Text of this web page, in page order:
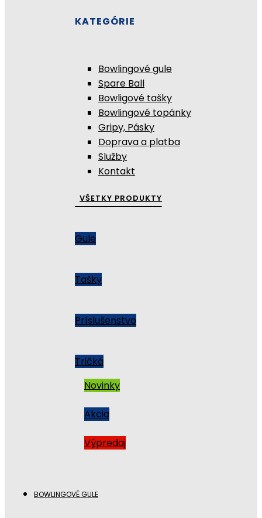
KATEGÓRIE
Bowlingové gule
Spare Ball
Bowligové tašky
Bowlingové topánky
Gripy, Pásky
Doprava a platba
Služby
Kontakt
VŠETKY PRODUKTY
Gule
Tašky
Príslušenstvo
Tričká
Novinky
Akcia
Výpredaj
BOWLINGOVÉ GULE